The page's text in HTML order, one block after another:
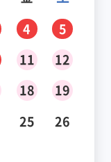
4
5
11
12
18
19
25
26